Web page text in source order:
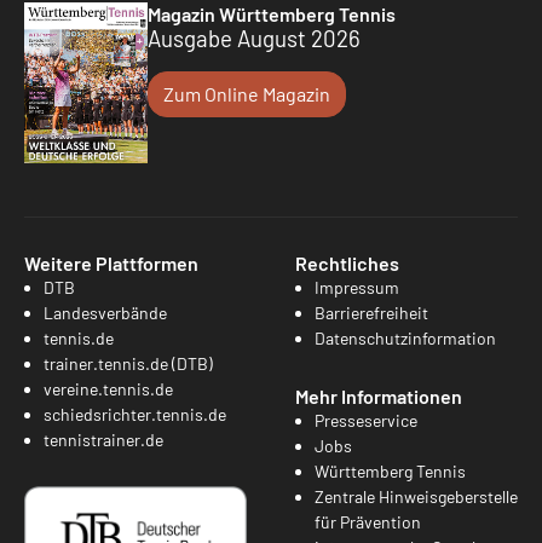
Magazin Württemberg Tennis
Ausgabe August 2026
Zum Online Magazin
Weitere Plattformen
DTB
Landesverbände
tennis.de
trainer.tennis.de (DTB)
vereine.tennis.de
schiedsrichter.tennis.de
tennistrainer.de
Rechtliches
Impressum
Barrierefreiheit
Datenschutzinformation
Mehr Informationen
Presseservice
Jobs
Württemberg Tennis
Zentrale Hinweisgeberstelle
für Prävention